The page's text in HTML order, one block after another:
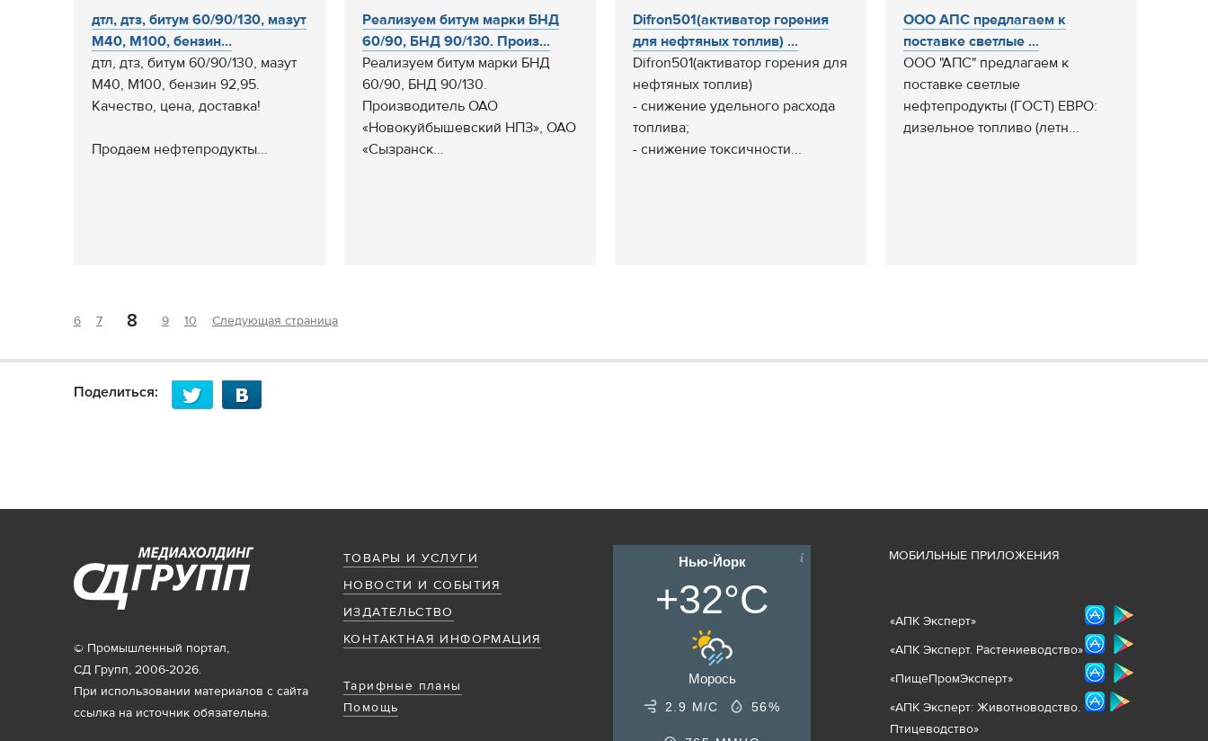
дтл, дтз, битум 60/90/130, мазут
М40, М100, бензин...
дтл, дтз, битум 60/90/130, мазут
М40, М100, бензин 92,95.
Качество, цена, доставка!
Продаем нефтепродукты...
Реализуем битум марки БНД
60/90, БНД 90/130. Произ...
Реализуем битум марки БНД
60/90, БНД 90/130.
Производитель ОАО
«Новокуйбышевский НПЗ», ОАО
«Сызранск...
Difron501(активатор горения
для нефтяных топлив) ...
Difron501(активатор горения для
нефтяных топлив)
- снижение удельного расхода
топлива;
- снижение токсичности...
ООО АПС предлагаем к
поставке светлые ...
ООО "АПС" предлагаем к
поставке светлые
нефтепродукты (ГОСТ) ЕВРО:
дизельное топливо (летн...
6 7 8 9 10 Следующая страница
Поделиться:
ТОВАРЫ И УСЛУГИ
НОВОСТИ И СОБЫТИЯ
ИЗДАТЕЛЬСТВО
КОНТАКТНАЯ ИНФОРМАЦИЯ
Тарифные планы
Помощь
© Промышленный портал,
СД Групп, 2006-2026.
При использовании материалов с сайта
ссылка на источник обязательна.
Нью-Йорк
+32°C
Морось
2.9 М/С 56%
МОБИЛЬНЫЕ ПРИЛОЖЕНИЯ
«АПК Эксперт»
«АПК Эксперт. Растениеводство»
«ПищеПромЭксперт»
«АПК Эксперт: Животноводство.
Птицеводство»